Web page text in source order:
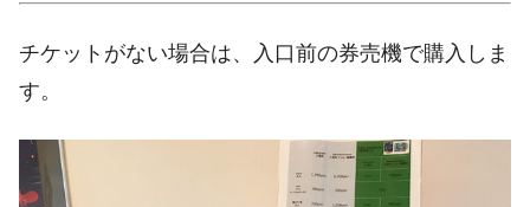
チケットがない場合は、入口前の券売機で購入しま
す。